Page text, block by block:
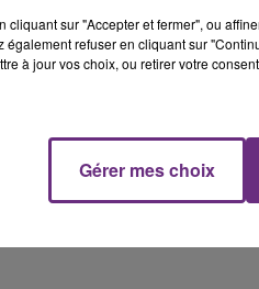
14h00 - 15h00
cliquant sur "Accepter et fermer", ou
également refuser en cliquant sur
à jour vos choix, ou retirer votre
Gérer mes choix